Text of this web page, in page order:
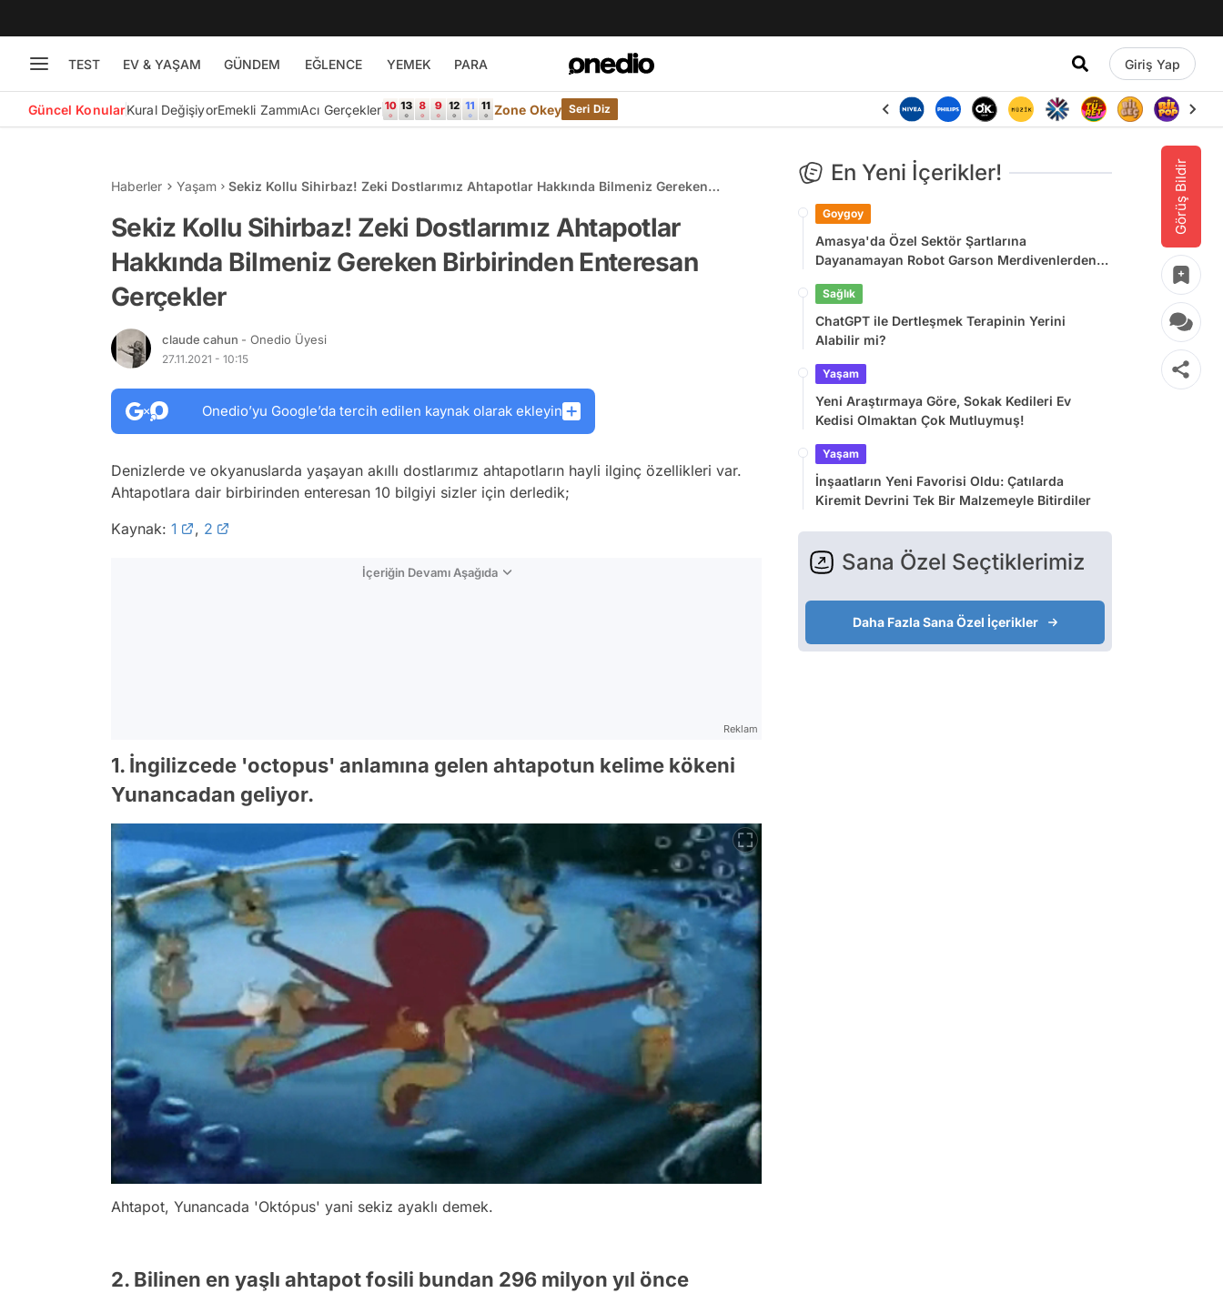
TEST EV & YAŞAM GÜNDEM EĞLENCE YEMEK PARA Giriş Yap
Güncel KonularKural DeğişiyorEmekli ZammıAcı Gerçekler Zone Okey Seri Diz
Görüş Bildir
Haberler Yaşam
Sekiz Kollu Sihirbaz! Zeki Dostlarımız Ahtapotlar Hakkında Bilmeniz Gereken
Sekiz Kollu Sihirbaz! Zeki Dostlarımız Ahtapotlar
Hakkında Bilmeniz Gereken Birbirinden Enteresan
Gerçekler
claude cahun - Onedio Üyesi
27.11.2021 - 10:15
Onedio’yu Google’da tercih edilen kaynak olarak ekleyin
Denizlerde ve okyanuslarda yaşayan akıllı dostlarımız ahtapotların hayli ilginç özellikleri var.
Ahtapotlara dair birbirinden enteresan 10 bilgiyi sizler için derledik;
Kaynak: 1 , 2
İçeriğin Devamı Aşağıda
Reklam
1. İngilizcede 'octopus' anlamına gelen ahtapotun kelime kökeni
Yunancadan geliyor.
Ahtapot, Yunancada 'Októpus' yani sekiz ayaklı demek.
2. Bilinen en yaşlı ahtapot fosili bundan 296 milyon yıl önce
En Yeni İçerikler!
Goygoy
Amasya'da Özel Sektör Şartlarına
Dayanamayan Robot Garson Merdivenlerden
Sağlık
ChatGPT ile Dertleşmek Terapinin Yerini
Alabilir mi?
Yaşam
Yeni Araştırmaya Göre, Sokak Kedileri Ev
Kedisi Olmaktan Çok Mutluymuş!
Yaşam
İnşaatların Yeni Favorisi Oldu: Çatılarda
Kiremit Devrini Tek Bir Malzemeyle Bitirdiler
Sana Özel Seçtiklerimiz
Daha Fazla Sana Özel İçerikler